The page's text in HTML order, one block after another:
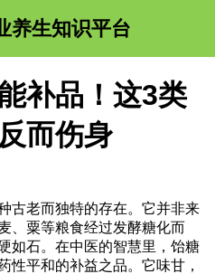
养生知识平台
补品！这3类
而伤身
古老而独特的存在。它并非来
、粟等粮食经过发酵糖化而
如石。在中医的智慧里，饴糖
性平和的补益之品。它味甘，